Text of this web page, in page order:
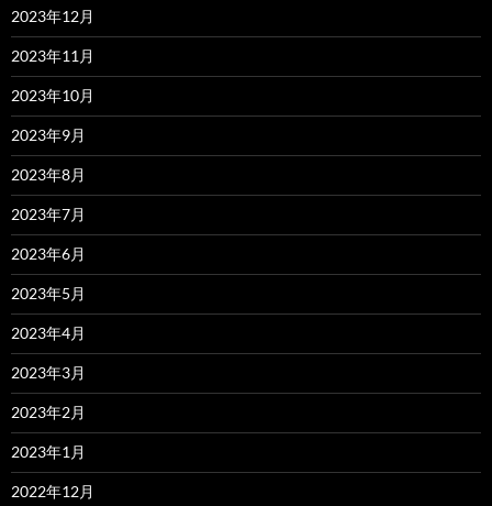
2023年12月
2023年11月
2023年10月
2023年9月
2023年8月
2023年7月
2023年6月
2023年5月
2023年4月
2023年3月
2023年2月
2023年1月
2022年12月